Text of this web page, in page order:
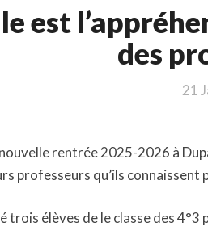
est
des
21
rentrée 2025-2026 à
professeurs qu’ils connaissent
trois élèves de le classe des